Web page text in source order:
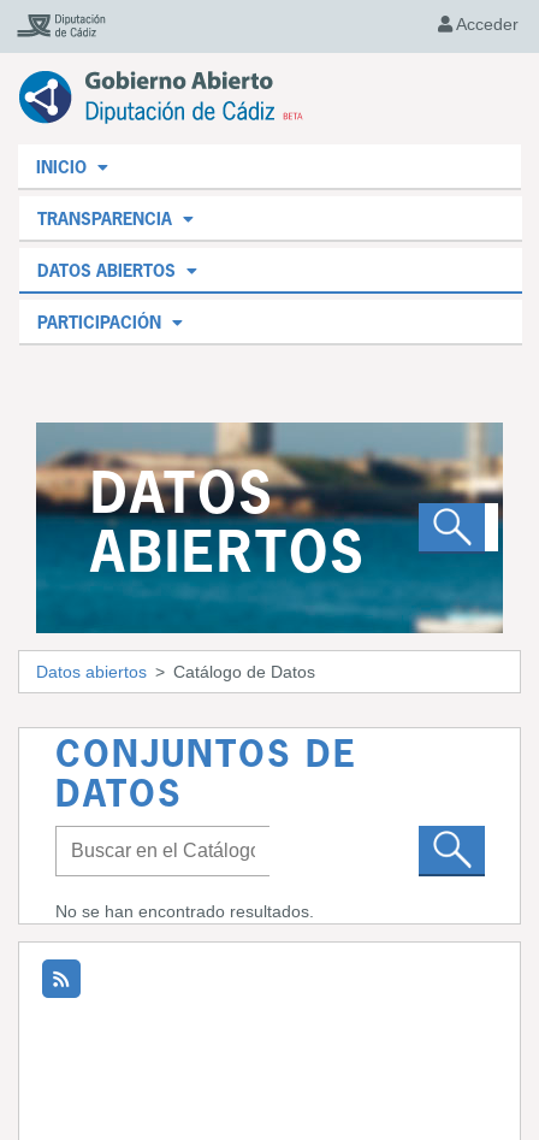
Acceder
INICIO
TRANSPARENCIA
DATOS ABIERTOS
PARTICIPACIÓN
DATOS
ABIERTOS
Datos abiertos Catálogo de Datos
CONJUNTOS DE
DATOS
No se han encontrado resultados.